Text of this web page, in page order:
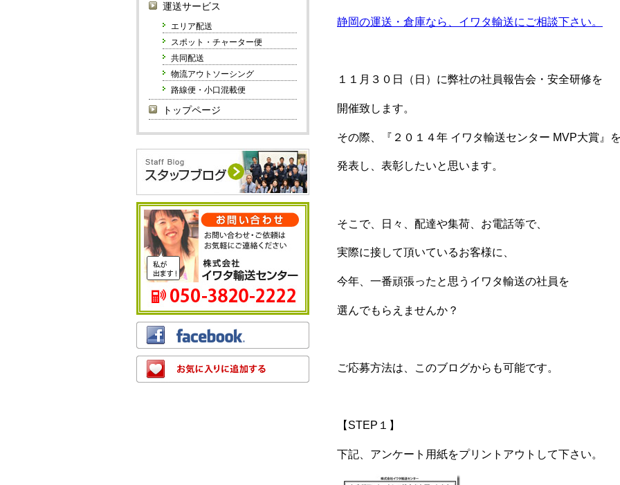
運送サービス
エリア配送
スポット・チャーター便
共同配送
物流アウトソーシング
路線便・小口混載便
トップページ
静岡の運送・倉庫なら、イワタ輸送にご相談下さい。
１１月３０日（日）に弊社の社員報告会・安全研修を
開催致します。
その際、『２０１４年 イワタ輸送センター MVP大賞』
発表し、表彰したいと思います。
そこで、日々、配達や集荷、お電話等で、
実際に接して頂いているお客様に、
今年、一番頑張ったと思うイワタ輸送の社員を
選んでもらえませんか？
ご応募方法は、このブログからも可能です。
【STEP１】
下記、アンケート用紙をプリントアウトして下さい。